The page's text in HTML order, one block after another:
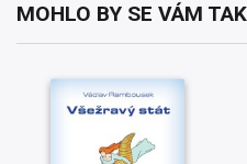
MOHLO BY SE VÁM